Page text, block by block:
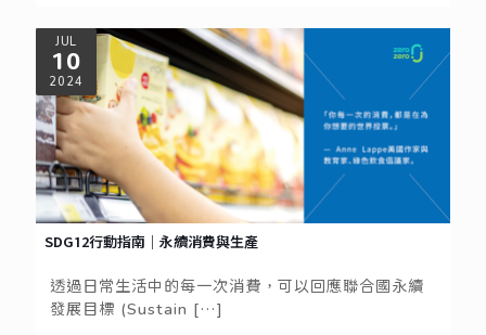
JUL
10
2024
SDG12行動指南｜永續消費與生產
透過日常生活中的每一次消費，可以回應聯合國永續
發展目標 (Sustain […]